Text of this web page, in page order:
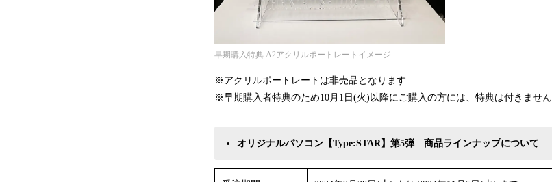
早期購入特典 A2アクリルポートレートイメージ
※アクリルポートレートは非売品となります
※早期購入者特典のため10月1日(火)以降にご購入の方には、特典は付きません
オリジナルパソコン【Type:STAR】第5弾 商品ラインナップについて